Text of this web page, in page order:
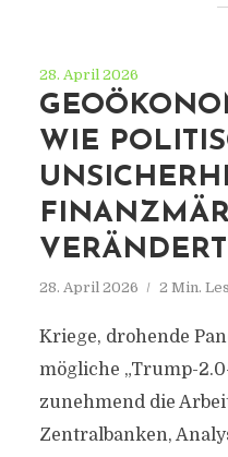
28. April 2026
WIE
VERÄNDERT
28. April 2026 2 Min.
Kriege, drohende
mögliche „Trump-
zunehmend die
Zentralbanken,